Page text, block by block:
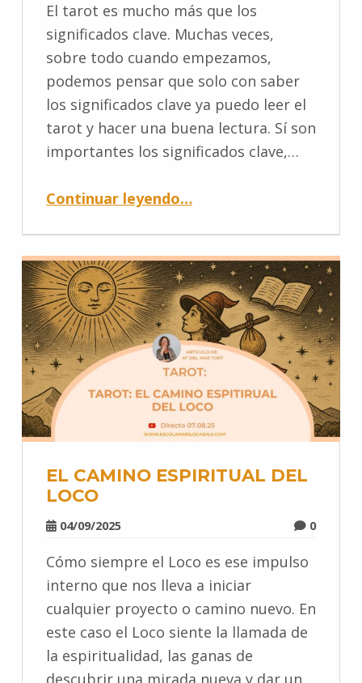
El tarot es mucho más que los
significados clave. Muchas veces,
sobre todo cuando empezamos,
podemos pensar que solo con saber
los significados clave ya puedo leer el
tarot y hacer una buena lectura. Sí son
importantes los significados clave,…
Continuar leyendo…
EL CAMINO ESPIRITUAL DEL
LOCO
04/09/2025 0
Cómo siempre el Loco es ese impulso
interno que nos lleva a iniciar
cualquier proyecto o camino nuevo. En
este caso el Loco siente la llamada de
la espiritualidad, las ganas de
descubrir una mirada nueva y dar un